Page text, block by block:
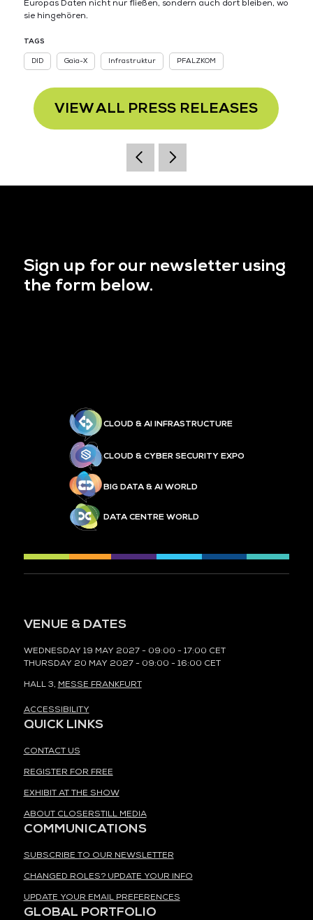
Europas Daten nicht nur fließen, sondern auch dort bleiben, wo
sie hingehören.
TAGS
DID Gaia-X Infrastruktur PFALZKOM
VIEW ALL PRESS RELEASES
Sign up for our newsletter using
the form below.
CLOUD & AI INFRASTRUCTURE
CLOUD & CYBER SECURITY EXPO
BIG DATA & AI WORLD
DATA CENTRE WORLD
VENUE & DATES
WEDNESDAY 19 MAY 2027 - 09:00 - 17:00 CET
THURSDAY 20 MAY 2027 - 09:00 - 16:00 CET
HALL 3, MESSE FRANKFURT
ACCESSIBILITY
QUICK LINKS
CONTACT US
REGISTER FOR FREE
EXHIBIT AT THE SHOW
ABOUT CLOSERSTILL MEDIA
COMMUNICATIONS
SUBSCRIBE TO OUR NEWSLETTER
CHANGED ROLES? UPDATE YOUR INFO
UPDATE YOUR EMAIL PREFERENCES
GLOBAL PORTFOLIO